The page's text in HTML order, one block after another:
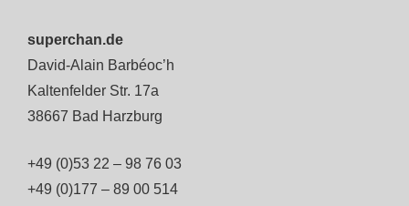
superchan.de
David-Alain Barbéoc’h
Kaltenfelder Str. 17a
38667 Bad Harzburg
+49 (0)53 22 – 98 76 03
+49 (0)177 – 89 00 514